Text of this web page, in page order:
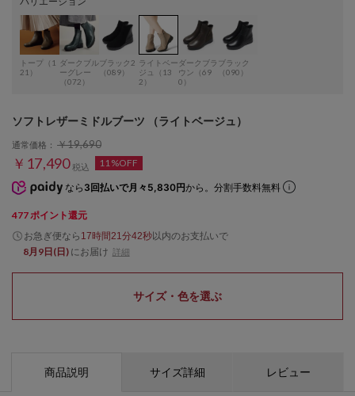
トープ（1
21）
ダークブル
ーグレー
（072）
ブラック2
（089）
ライトベー
ジュ（13
2）
ダークブラ
ウン（69
0）
ブラック
（090）
ソフトレザーミドルブーツ （ライトベージュ）
通常価格： ￥19,690
￥17,490税込 11%OFF
なら 3回払いで月々5,830円から。分割手数料無料
477 ポイント還元
お急ぎ便なら 17時間21分42秒以内のお支払いで
8月9日(日) にお届け 詳細
サイズ・色を選ぶ
商品説明 サイズ詳細 レビュー